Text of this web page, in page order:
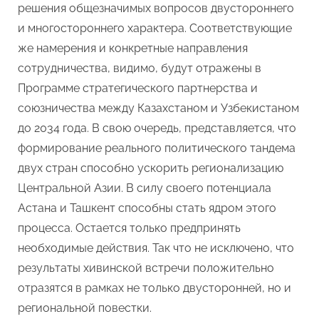
решения общезначимых вопросов двустороннего
и многостороннего характера. Соответствующие
же намерения и конкретные направления
сотрудничества, видимо, будут отражены в
Программе стратегического партнерства и
союзничества между Казахстаном и Узбекистаном
до 2034 года. В свою очередь, представляется, что
формирование реального политического тандема
двух стран способно ускорить регионализацию
Центральной Азии. В силу своего потенциала
Астана и Ташкент способны стать ядром этого
процесса. Остается только предпринять
необходимые действия. Так что не исключено, что
результаты хивинской встречи положительно
отразятся в рамках не только двусторонней, но и
региональной повестки.